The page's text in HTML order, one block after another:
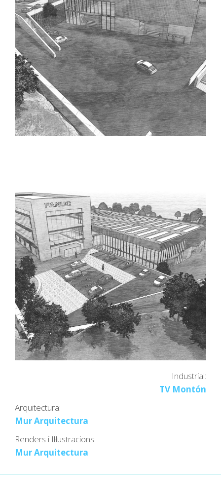
Industrial:
TV Montón
Arquitectura:
Mur Arquitectura
Renders i Il·lustracions:
Mur Arquitectura